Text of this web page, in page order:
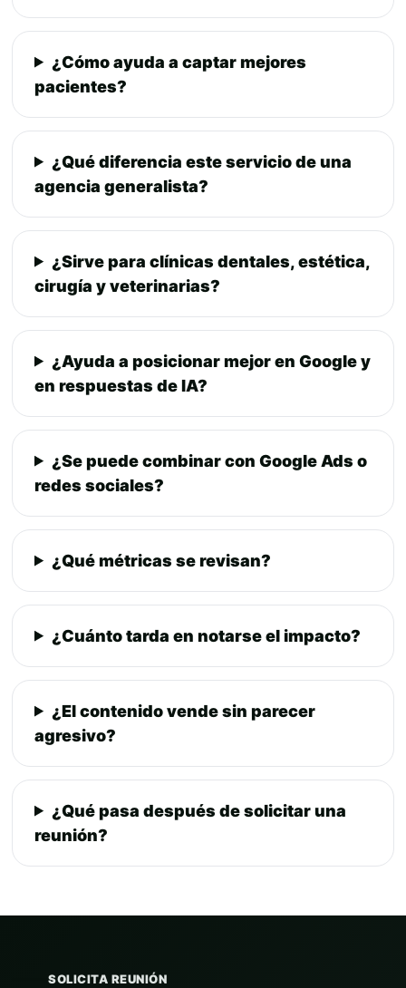
¿Cómo ayuda a captar mejores
pacientes?
¿Qué diferencia este servicio de una
agencia generalista?
¿Sirve para clínicas dentales, estética,
cirugía y veterinarias?
¿Ayuda a posicionar mejor en Google y
en respuestas de IA?
¿Se puede combinar con Google Ads o
redes sociales?
¿Qué métricas se revisan?
¿Cuánto tarda en notarse el impacto?
¿El contenido vende sin parecer
agresivo?
¿Qué pasa después de solicitar una
reunión?
SOLICITA REUNIÓN